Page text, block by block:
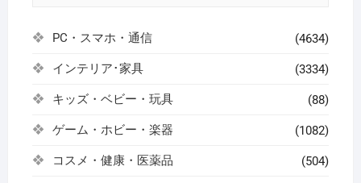
PC・スマホ・通信 (4634)
インテリア･家具 (3334)
キッズ・ベビー・玩具 (88)
ゲーム・ホビー・楽器 (1082)
コスメ・健康・医薬品 (504)